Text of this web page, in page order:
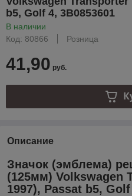
b5, Golf 4, 3B0853601
В наличии
Код: 80866
Розница
41,90 руб.
Описание
Значок (эмблема)
(125мм) Volkswagen
1997), Passat b5,